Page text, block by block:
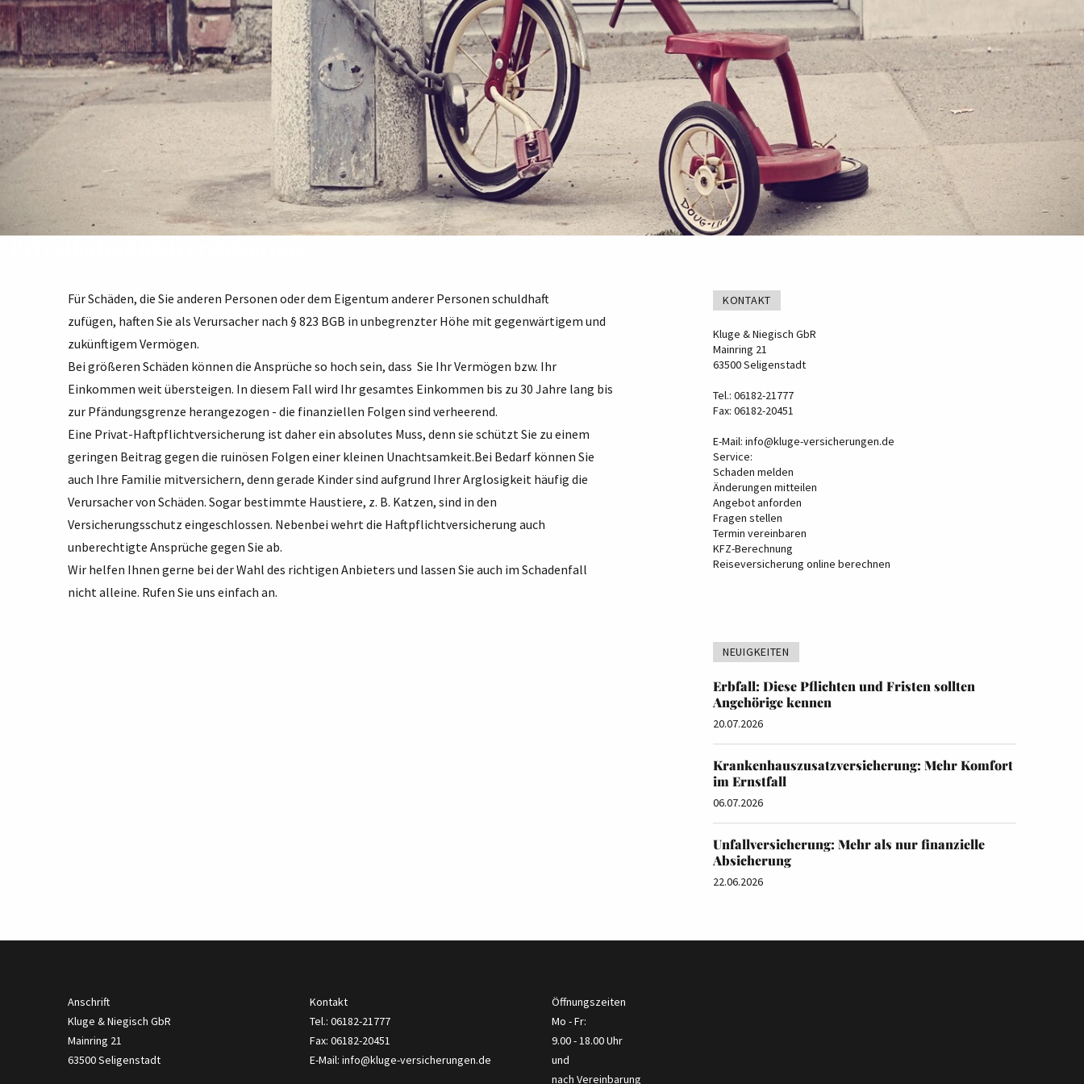
Für Schäden, die Sie anderen Personen oder dem Eigentum anderer Personen schuldhaft
zufügen, haften Sie als Verursacher nach § 823 BGB in unbegrenzter Höhe mit gegenwärtigem und
zukünftigem Vermögen.
Bei größeren Schäden können die Ansprüche so hoch sein, dass Sie Ihr Vermögen bzw. Ihr
Einkommen weit übersteigen. In diesem Fall wird Ihr gesamtes Einkommen bis zu 30 Jahre lang bis
zur Pfändungsgrenze herangezogen - die finanziellen Folgen sind verheerend.
Eine Privat-Haftpflichtversicherung ist daher ein absolutes Muss, denn sie schützt Sie zu einem
geringen Beitrag gegen die ruinösen Folgen einer kleinen Unachtsamkeit.Bei Bedarf können Sie
auch Ihre Familie mitversichern, denn gerade Kinder sind aufgrund Ihrer Arglosigkeit häufig die
Verursacher von Schäden. Sogar bestimmte Haustiere, z. B. Katzen, sind in den
Versicherungsschutz eingeschlossen. Nebenbei wehrt die Haftpflichtversicherung auch
unberechtigte Ansprüche gegen Sie ab.
Wir helfen Ihnen gerne bei der Wahl des richtigen Anbieters und lassen Sie auch im Schadenfall
nicht alleine. Rufen Sie uns einfach an.
KONTAKT
Kluge & Niegisch GbR
Mainring 21
63500 Seligenstadt
Tel.: 06182-21777
Fax: 06182-20451
E-Mail: info@kluge-versicherungen.de
Service:
Schaden melden
Änderungen mitteilen
Angebot anforden
Fragen stellen
Termin vereinbaren
KFZ-Berechnung
Reiseversicherung online berechnen
NEUIGKEITEN
Erbfall: Diese Pflichten und Fristen sollten
Angehörige kennen
20.07.2026
Krankenhauszusatzversicherung: Mehr Komfort
im Ernstfall
06.07.2026
Unfallversicherung: Mehr als nur finanzielle
Absicherung
22.06.2026
Anschrift
Kluge & Niegisch GbR
Mainring 21
63500 Seligenstadt
Kontakt
Tel.: 06182-21777
Fax: 06182-20451
E-Mail: info@kluge-versicherungen.de
Öffnungszeiten
Mo - Fr:
9.00 - 18.00 Uhr
und
nach Vereinbarung